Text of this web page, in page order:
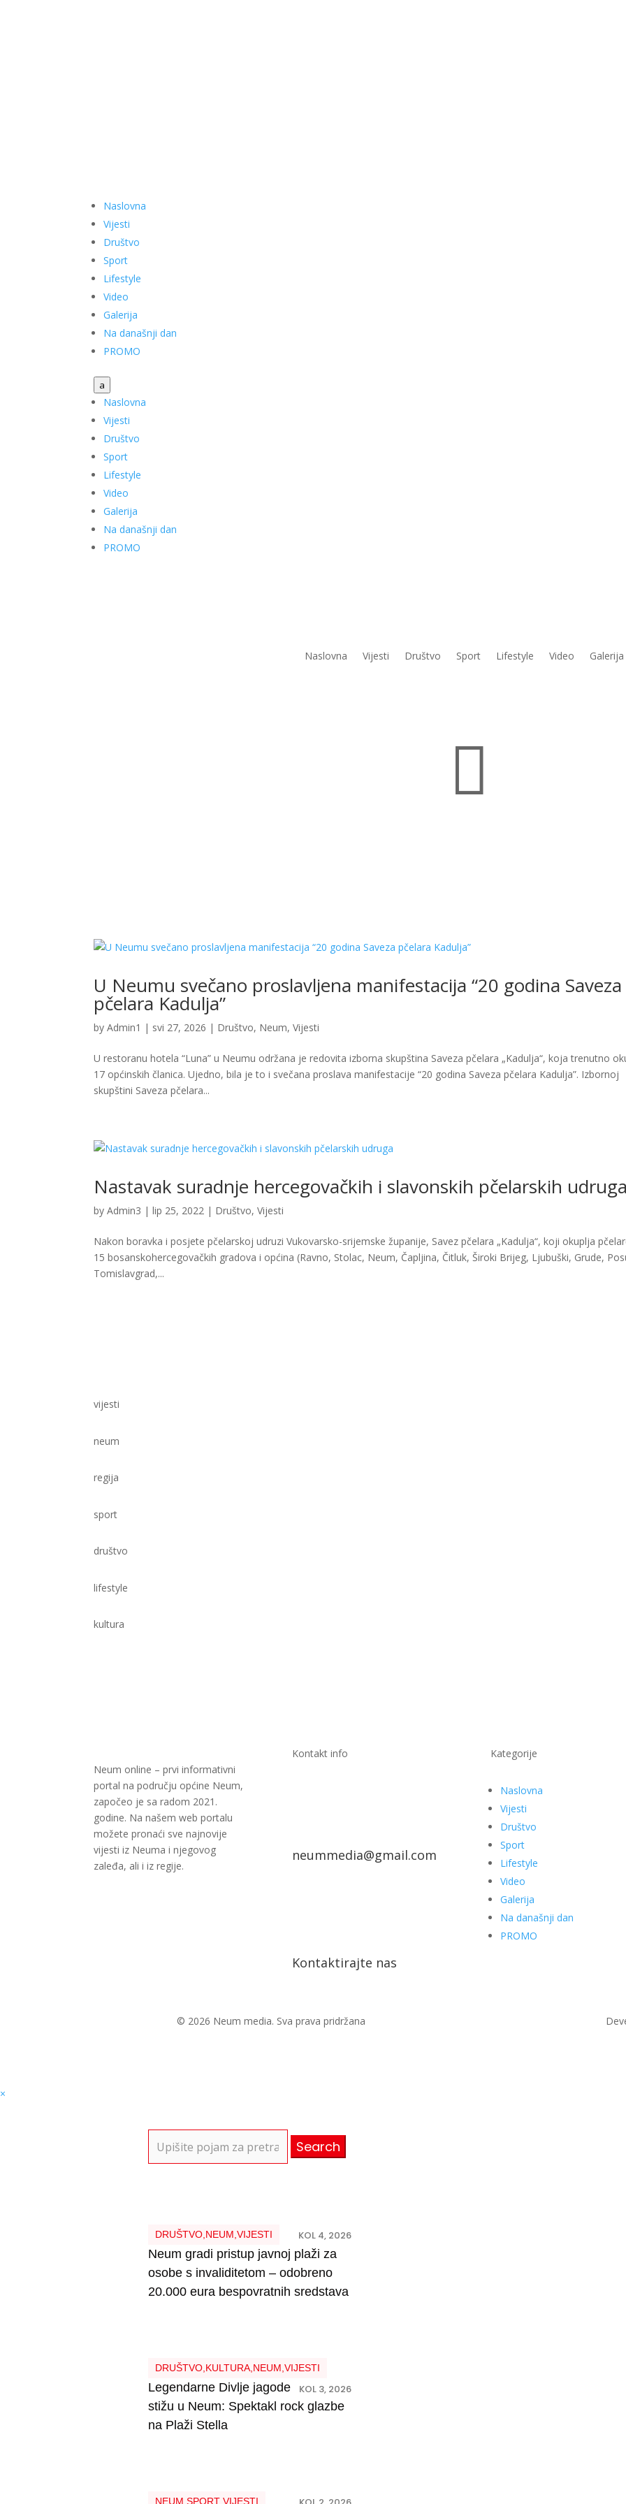
Naslovna
Vijesti
Društvo
Sport
Lifestyle
Video
Galerija
Na današnji dan
PROMO
a
Naslovna
Vijesti
Društvo
Sport
Lifestyle
Video
Galerija
Na današnji dan
PROMO
Naslovna Vijesti Društvo Sport Lifestyle Video Galerija

U Neumu svečano proslavljena manifestacija “20 godina Saveza
pčelara Kadulja”
byAdmin1 | svi 27, 2026 | Društvo, Neum,Vijesti
U restoranu hotela “Luna” u Neumu održana je redovita izborna skupština Saveza pčelara „Kadulja“, koja trenutno
17 općinskih članica. Ujedno, bila je to i svečana proslava manifestacije “20 godina Saveza pčelara Kadulja”. Izbornoj
skupštini Saveza pčelara...
Nastavak suradnje hercegovačkih i slavonskih pčelarskih udruga
byAdmin3 |lip 25, 2022 | Društvo,Vijesti
Nakon boravka i posjete pčelarskoj udruzi Vukovarsko-srijemske županije, Savez pčelara „Kadulja“, koji okuplja
15 bosanskohercegovačkih gradova i općina (Ravno, Stolac, Neum, Čapljina, Čitluk, Široki Brijeg, Ljubuški, Grude,
Tomislavgrad,...
vijesti
neum
regija
sport
društvo
lifestyle
kultura
Neum online – prvi informativni
portal na području općine Neum,
započeo je sa radom 2021.
godine. Na našem web portalu
možete pronaći sve najnovije
vijesti iz Neuma i njegovog
zaleđa, ali i iz regije.
Kontakt info
neummedia@gmail.com
Kontaktirajte nas
Kategorije
Naslovna
Vijesti
Društvo
Sport
Lifestyle
Video
Galerija
Na današnji dan
PROMO
© 2026 Neum media. Sva prava pridržana
×
for:
DRUŠTVO NEUM VIJESTI KOL 4, 2026
Neum gradi pristup javnoj plaži za
osobe s invaliditetom – odobreno
20.000 eura bespovratnih sredstava
DRUŠTVO KULTURA NEUM VIJESTI
KOL 3, 2026
Legendarne Divlje jagode
stižu u Neum: Spektakl rock glazbe
na Plaži Stella
NEUM SPORT VIJESTI